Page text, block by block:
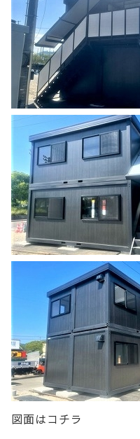
図面はコチラ